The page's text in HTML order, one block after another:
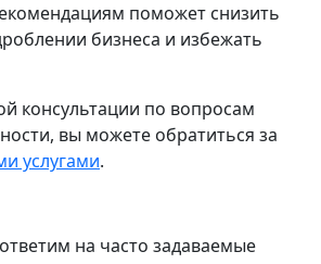
поможет снизить
бизнеса и избежать
консультации по вопросам
вы можете обратиться за
услугами.
на часто задаваемые